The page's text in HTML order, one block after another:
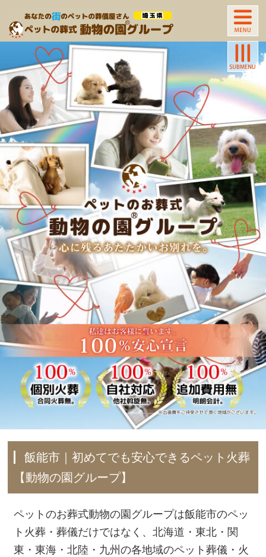
飯能市｜初めてでも安心できるペット火葬
【動物の園グループ】
ペットのお葬式動物の園グループは飯能市のペッ
ト火葬・葬儀だけではなく、北海道・東北・関
東・東海・北陸・九州の各地域のペット葬儀・火